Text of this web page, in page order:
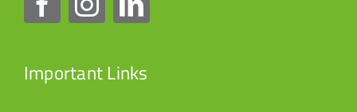
Important Links